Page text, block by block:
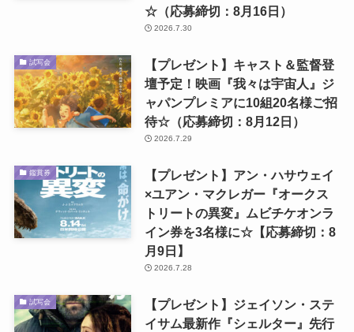
☆（応募締切：8月16日）
2026.7.30
試写会
【プレゼント】キャスト＆監督登
壇予定！映画『我々は宇宙人』ジ
ャパンプレミアに10組20名様ご招
待☆（応募締切：8月12日）
2026.7.29
鑑賞券
【プレゼント】アン・ハサウェイ
×ユアン・マクレガー『オークス
トリートの異変』ムビチケオンラ
イン券を3名様に☆【応募締切：8
月9日】
2026.7.28
試写会
【プレゼント】ジェイソン・ステ
イサム最新作『シェルター』先行